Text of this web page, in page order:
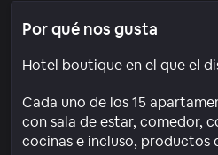
Por qué nos gusta
Hotel boutique en el que el
Cada uno de los 15
con sala de estar, comedor,
cocinas e incluso, productos